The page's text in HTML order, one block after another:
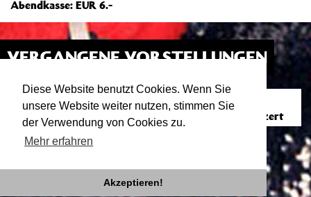
Diese Website benutzt Cookies. Wenn Sie
unsere Website weiter nutzen, stimmen Sie
der Verwendung von Cookies zu.
Mehr erfahren
Akzeptieren!
Abendkasse: EUR 6.-
VERGANGENE VORSTELLUNGEN
21:00
CANDICE GORDON (IRL) RAKETE
Grizzly Folk / Kraut Beat / Spektakel | Konzert